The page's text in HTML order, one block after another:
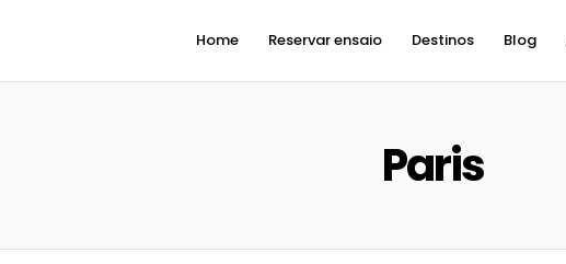
Home Reservar ensaio Destinos Blog
Paris